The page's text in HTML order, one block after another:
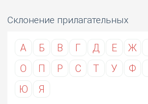
Склонение прилагательных
А Б В Г Д Е Ж
О
П Р С Т У Ф
Ю
Я